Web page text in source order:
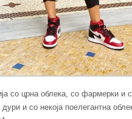
со црна облека, со фармерки и
и со некоја поелегантна